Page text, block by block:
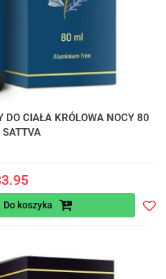
DO CIAŁA KRÓLOWA NOCY 80
Do koszyka